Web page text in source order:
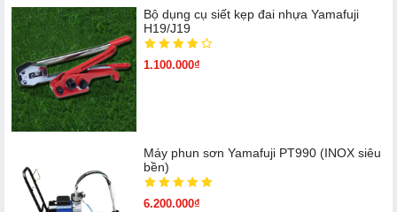
Bộ dụng cụ siết kẹp đai nhựa Yamafuji
H19/J19
1.100.000₫
Máy phun sơn Yamafuji PT990 (INOX siêu
bền)
6.200.000₫